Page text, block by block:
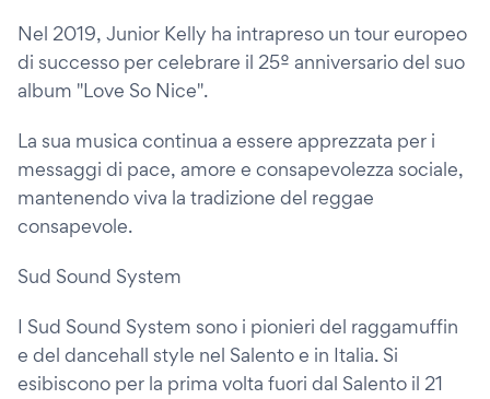
Nel 2019, Junior Kelly ha intrapreso un tour europeo
di successo per celebrare il 25º anniversario del suo
album "Love So Nice".
La sua musica continua a essere apprezzata per i
messaggi di pace, amore e consapevolezza sociale,
mantenendo viva la tradizione del reggae
consapevole.
Sud Sound System
I Sud Sound System sono i pionieri del raggamuffin
e del dancehall style nel Salento e in Italia. Si
esibiscono per la prima volta fuori dal Salento il 21